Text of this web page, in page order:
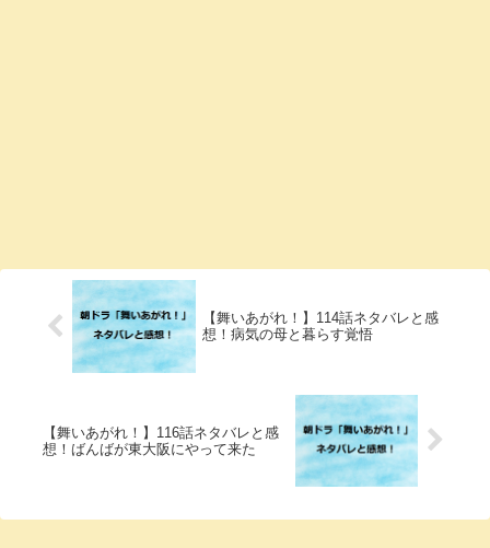
【舞いあがれ！】114話ネタバレと感
想！病気の母と暮らす覚悟
【舞いあがれ！】116話ネタバレと感
想！ばんばが東大阪にやって来た